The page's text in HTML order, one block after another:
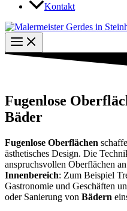
Kontakt
Fugenlose
Bäder
Fugenlose Oberflächen
ästhetisches Design. Die
anspruchsvollen Oberflächen an
Innenbereich: Zum Beispiel
Gastronomie und Geschäften
oder Sanierung von Bädern